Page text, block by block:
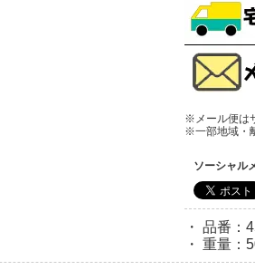
※メール便は
※一部地域・
ソーシャル
・ 品番：
・ 重量：